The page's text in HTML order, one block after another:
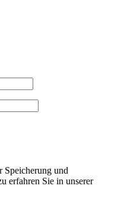
Speicherung und
erfahren Sie in unserer